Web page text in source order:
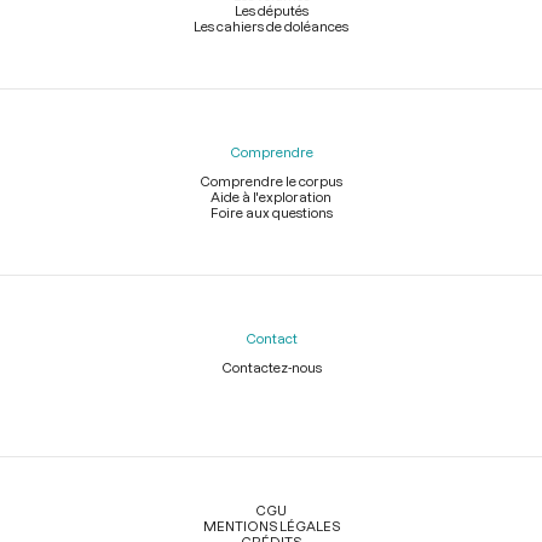
Les députés
Les cahiers de doléances
Comprendre
Comprendre le corpus
Aide à l'exploration
Foire aux questions
Contact
Contactez-nous
Légal
CGU
MENTIONS LÉGALES